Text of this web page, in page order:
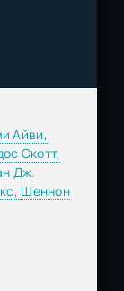
Айви,
Скотт,
Дж.
Шеннон